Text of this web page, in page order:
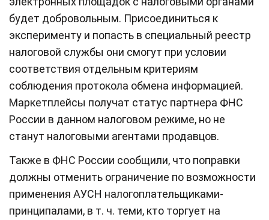
будет добровольным. Присоединиться к
эксперименту и попасть в специальный реестр
налоговой службы они смогут при условии
соответствия отдельным критериям
соблюдения протокола обмена информацией.
Маркетплейсы получат статус партнера ФНС
России в данном налоговом режиме, но не
станут налоговыми агентами продавцов.
Также в ФНС России сообщили, что поправки
должны отменить ограничение по возможности
применения АУСН налогоплательщиками-
принципалами, в т. ч. теми, кто торгует на